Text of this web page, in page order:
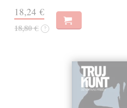
18,24 €
18,80 € ?